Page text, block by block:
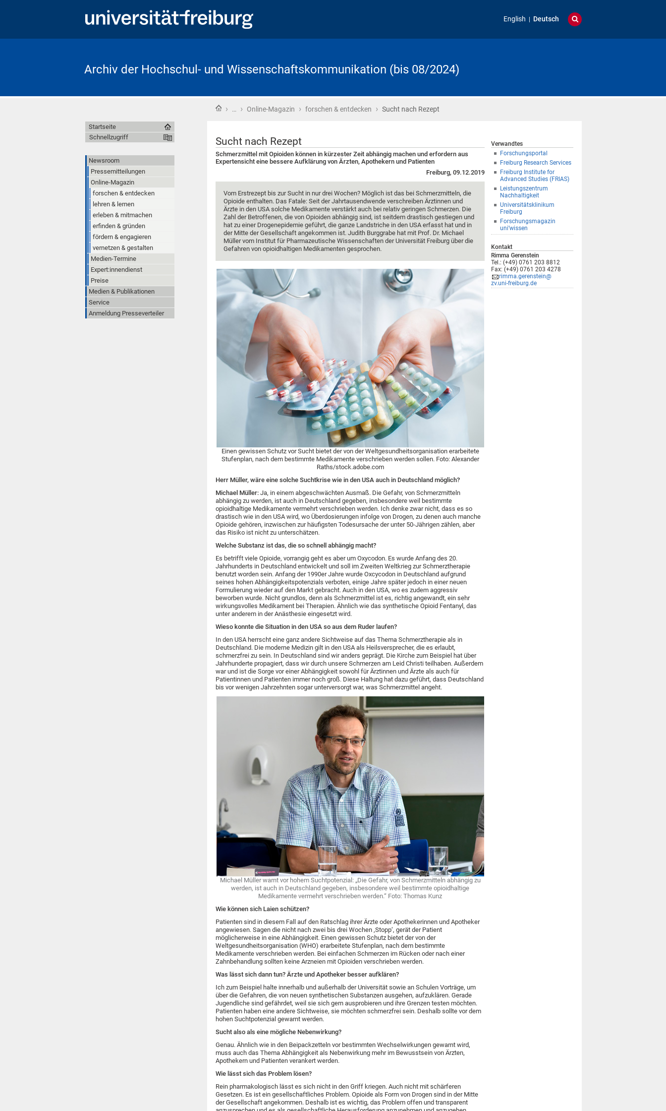
English Deutsch
Archiv der Hochschul- und Wissenschaftskommunikation (bis 08/2024)
Startseite
› … › Online-Magazin › forschen & entdecken › Sucht nach Rezept
Sucht nach Rezept
Schmerzmittel mit Opioiden können in kürzester Zeit abhängig machen und erfordern aus
Expertensicht eine bessere Aufklärung von Ärzten, Apothekern und Patienten
Freiburg, 09.12.2019
Vom Erstrezept bis zur Sucht in nur drei Wochen? Möglich ist das bei Schmerzmitteln, die
Opioide enthalten. Das Fatale: Seit der Jahrtausendwende verschreiben Ärztinnen und
Ärzte in den USA solche Medikamente verstärkt auch bei relativ geringen Schmerzen. Die
Zahl der Betroffenen, die von Opioiden abhängig sind, ist seitdem drastisch gestiegen und
hat zu einer Drogenepidemie geführt, die ganze Landstriche in den USA erfasst hat und in
der Mitte der Gesellschaft angekommen ist. Judith Burggrabe hat mit Prof. Dr. Michael
Müller vom Institut für Pharmazeutische Wissenschaften der Universität Freiburg über die
Gefahren von opioidhaltigen Medikamenten gesprochen.
Einen gewissen Schutz vor Sucht bietet der von der Weltgesundheitsorganisation erarbeitete
Stufenplan, nach dem bestimmte Medikamente verschrieben werden sollen. Foto: Alexander
Raths/stock.adobe.com
Herr Müller, wäre eine solche Suchtkrise wie in den USA auch in Deutschland möglich?
Michael Müller: Ja, in einem abgeschwächten Ausmaß. Die Gefahr, von Schmerzmitteln
abhängig zu werden, ist auch in Deutschland gegeben, insbesondere weil bestimmte
opioidhaltige Medikamente vermehrt verschrieben werden. Ich denke zwar nicht, dass es so
drastisch wie in den USA wird, wo Überdosierungen infolge von Drogen, zu denen auch manche
Opioide gehören, inzwischen zur häufigsten Todesursache der unter 50-Jährigen zählen, aber
das Risiko ist nicht zu unterschätzen.
Welche Substanz ist das, die so schnell abhängig macht?
Es betrifft viele Opioide, vorrangig geht es aber um Oxycodon. Es wurde Anfang des 20.
Jahrhunderts in Deutschland entwickelt und soll im Zweiten Weltkrieg zur Schmerztherapie
benutzt worden sein. Anfang der 1990er Jahre wurde Oxcycodon in Deutschland aufgrund
seines hohen Abhängigkeitspotenzials verboten, einige Jahre später jedoch in einer neuen
Formulierung wieder auf den Markt gebracht. Auch in den USA, wo es zudem aggressiv
beworben wurde. Nicht grundlos, denn als Schmerzmittel ist es, richtig angewandt, ein sehr
wirkungsvolles Medikament bei Therapien. Ähnlich wie das synthetische Opioid Fentanyl, das
unter anderem in der Anästhesie eingesetzt wird.
Wieso konnte die Situation in den USA so aus dem Ruder laufen?
In den USA herrscht eine ganz andere Sichtweise auf das Thema Schmerztherapie als in
Deutschland. Die moderne Medizin gilt in den USA als Heilsversprecher, die es erlaubt,
schmerzfrei zu sein. In Deutschland sind wir anders geprägt. Die Kirche zum Beispiel hat über
Jahrhunderte propagiert, dass wir durch unsere Schmerzen am Leid Christi teilhaben. Außerdem
war und ist die Sorge vor einer Abhängigkeit sowohl für Ärztinnen und Ärzte als auch für
Patientinnen und Patienten immer noch groß. Diese Haltung hat dazu geführt, dass Deutschland
bis vor wenigen Jahrzehnten sogar unterversorgt war, was Schmerzmittel angeht.
Michael Müller warnt vor hohem Suchtpotenzial: „Die Gefahr, von Schmerzmitteln abhängig zu
werden, ist auch in Deutschland gegeben, insbesondere weil bestimmte opioidhaltige
Medikamente vermehrt verschrieben werden.“ Foto: Thomas Kunz
Wie können sich Laien schützen?
Patienten sind in diesem Fall auf den Ratschlag ihrer Ärzte oder Apothekerinnen und Apotheker
angewiesen. Sagen die nicht nach zwei bis drei Wochen ‚Stopp‘, gerät der Patient
möglicherweise in eine Abhängigkeit. Einen gewissen Schutz bietet der von der
Weltgesundheitsorganisation (WHO) erarbeitete Stufenplan, nach dem bestimmte
Medikamente verschrieben werden. Bei einfachen Schmerzen im Rücken oder nach einer
Zahnbehandlung sollten keine Arzneien mit Opioiden verschrieben werden.
Was lässt sich dann tun? Ärzte und Apotheker besser aufklären?
Ich zum Beispiel halte innerhalb und außerhalb der Universität sowie an Schulen Vorträge, um
über die Gefahren, die von neuen synthetischen Substanzen ausgehen, aufzuklären. Gerade
Jugendliche sind gefährdet, weil sie sich gern ausprobieren und ihre Grenzen testen möchten.
Patienten haben eine andere Sichtweise, sie möchten schmerzfrei sein. Deshalb sollte vor dem
hohen Suchtpotenzial gewarnt werden.
Sucht also als eine mögliche Nebenwirkung?
Genau. Ähnlich wie in den Beipackzetteln vor bestimmten Wechselwirkungen gewarnt wird,
muss auch das Thema Abhängigkeit als Nebenwirkung mehr im Bewusstsein von Ärzten,
Apothekern und Patienten verankert werden.
Wie lässt sich das Problem lösen?
Rein pharmakologisch lässt es sich nicht in den Griff kriegen. Auch nicht mit schärferen
Gesetzen. Es ist ein gesellschaftliches Problem. Opioide als Form von Drogen sind in der Mitte
der Gesellschaft angekommen. Deshalb ist es wichtig, das Problem offen und transparent
Verwandtes
Forschungsportal
Freiburg Research Services
Freiburg Institute for
Advanced Studies (FRIAS)
Leistungszentrum
Nachhaltigkeit
Universitätsklinikum
Freiburg
Forschungsmagazin
uni’wissen
Kontakt
Rimma Gerenstein
Tel.: (+49) 0761 203 8812
Fax: (+49) 0761 203 4278
rimma.gerenstein@
zv.uni-freiburg.de
Startseite
Schnellzugriff
Newsroom
Pressemitteilungen
Online-Magazin
forschen & entdecken
lehren & lernen
erleben & mitmachen
erfinden & gründen
fördern & engagieren
vernetzen & gestalten
Medien-Termine
Expert:innendienst
Preise
Medien & Publikationen
Service
Anmeldung Presseverteiler